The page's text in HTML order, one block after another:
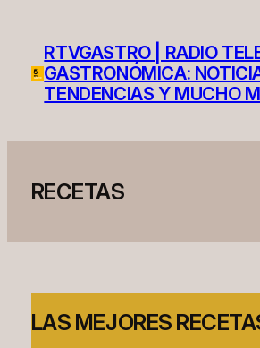
contentRTVGASTRO | RADIO
GASTRONÓMICA:
TENDENCIAS Y MUCHO
RECETAS
LAS MEJORES